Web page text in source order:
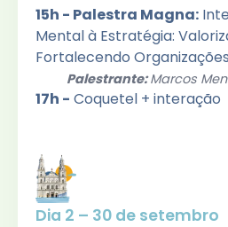
15h - Palestra Magna:
Mental à Estratégia:
Fortalecendo Organizações
Palestrante:Marcos
17h - Coquetel + interação
Dia 2 – 30 de setembro